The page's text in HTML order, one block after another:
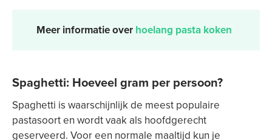
Meer informatie over hoelang pasta koken
Spaghetti: Hoeveel gram per persoon?
Spaghetti is waarschijnlijk de meest populaire
pastasoort en wordt vaak als hoofdgerecht
geserveerd. Voor een normale maaltijd kun je